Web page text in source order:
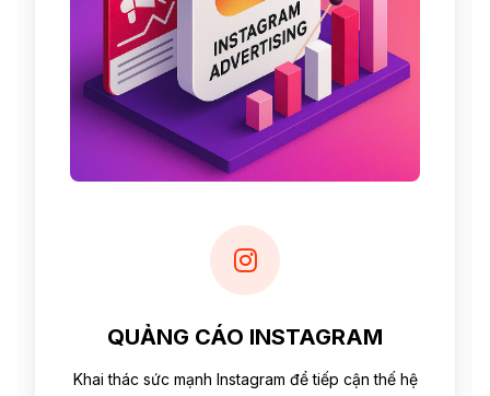
QUẢNG CÁO INSTAGRAM
Khai thác sức mạnh Instagram để tiếp cận thế hệ